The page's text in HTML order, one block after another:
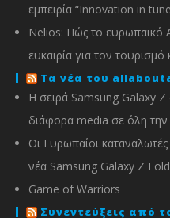
εμπειρία “Innovation in
Nelios: Πώς το ευρωπαϊκό
ευκαιρία για τον τουρισμό
Τα νέα του
Η σειρά Samsung Galaxy Z
διάφορα media σε όλη
Οι Ευρωπαίοι
νέα Samsung Galaxy Z
Game of Warriors
Συνεντεύξεις από